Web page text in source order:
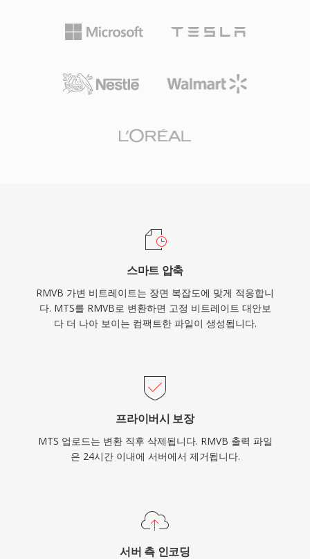
접 가져올 수 있지만, 일부 워크플로우에서는 보다
으로 트랜스코딩하는 것이 유리합니다.
기를 얻었으며, 대역폭이 제한적이지만 시청자가
합리적인 화질을 요구하는 지역에서 장편 영화와
되었습니다. 이 형식은 일반적으로 H.264에 필적
막 스트림과 다중 오디오 트랙을 지원하여, 다국어
용하는 MP4와 기타 최신 형식으로 대체되었지만,
2000년대 중반의 온라인 미디어 아카이브와 개인
비디오 컬렉션에서 여전히 발견됩니다.
스마트 압축
RMVB 가변 비트레이트는 장면 복잡도에 맞게 적응합니
다. MTS를 RMVB로 변환하면 고정 비트레이트 대안보
다 더 나아 보이는 컴팩트한 파일이 생성됩니다.
프라이버시 보장
MTS 업로드는 변환 직후 삭제됩니다. RMVB 출력 파일
은 24시간 이내에 서버에서 제거됩니다.
서버 측 인코딩